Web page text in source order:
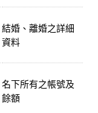
結婚、離婚之詳細
資料
名下所有之帳號及
餘額